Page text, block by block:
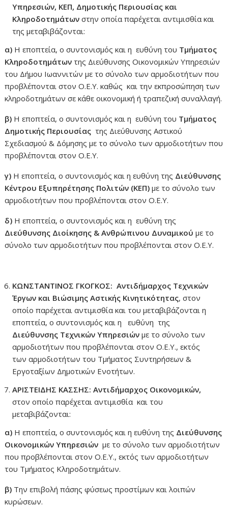
Υπηρεσιών, ΚΕΠ, Δημοτικής Περιουσίας και
Κληροδοτημάτων στην οποία παρέχεται αντιμισθία και
της μεταβιβάζονται:
α) Η εποπτεία, ο συντονισμός και η ευθύνη του Τμήματος
Κληροδοτημάτων της Διεύθυνσης Οικονομικών Υπηρεσιών
του Δήμου Ιωαννιτών με το σύνολο των αρμοδιοτήτων που
προβλέπονται στον Ο.Ε.Υ. καθώς και την εκπροσώπηση των
κληροδοτημάτων σε κάθε οικονομική ή τραπεζική συναλλαγή.
β) Η εποπτεία, ο συντονισμός και η ευθύνη του Τμήματος
Δημοτικής Περιουσίας της Διεύθυνσης Αστικού
Σχεδιασμού & Δόμησης με το σύνολο των αρμοδιοτήτων που
προβλέπονται στον Ο.Ε.Υ.
γ) Η εποπτεία, ο συντονισμός και η ευθύνη της Διεύθυνσης
Κέντρου Εξυπηρέτησης Πολιτών (ΚΕΠ)με το σύνολο των
αρμοδιοτήτων που προβλέπονται στον Ο.Ε.Υ.
δ) Η εποπτεία, ο συντονισμός και η ευθύνη της
Διεύθυνσης Διοίκησης & Ανθρώπινου Δυναμικού με το
σύνολο των αρμοδιοτήτων που προβλέπονται στον Ο.Ε.Υ.
ΚΩΝΣΤΑΝΤΙΝΟΣ ΓΚΟΓΚΟΣ: Αντιδήμαρχος Τεχνικών
Έργων και Βιώσιμης Αστικής Κινητικότητας, στον
οποίο παρέχεται αντιμισθία και του μεταβιβάζονται η
εποπτεία, ο συντονισμός και η ευθύνη της
Διεύθυνσης Τεχνικών Υπηρεσιών με το σύνολο των
αρμοδιοτήτων που προβλέπονται στον Ο.Ε.Υ., εκτός
των αρμοδιοτήτων του Τμήματος Συντηρήσεων &
Εργοταξίων Δημοτικών Ενοτήτων.
ΑΡΙΣΤΕΙΔΗΣ ΚΑΣΣΗΣ: Αντιδήμαρχος Οικονομικών,
στον οποίο παρέχεται αντιμισθία και του
μεταβιβάζονται:
α) Η εποπτεία, ο συντονισμός και η ευθύνη της Διεύθυνσης
Οικονομικών Υπηρεσιών με το σύνολο των αρμοδιοτήτων
που προβλέπονται στον Ο.Ε.Υ., εκτός των αρμοδιοτήτων
του Τμήματος Κληροδοτημάτων.
β) Την επιβολή πάσης φύσεως προστίμων και λοιπών
κυρώσεων.